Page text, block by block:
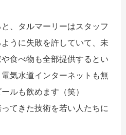
、タルマーリーはスタッフ
うに失敗を許していて、未
食べ物も全部提供するとい
気水道インターネットも無
ルも飲めます（笑）
てきた技術を若い人たちに